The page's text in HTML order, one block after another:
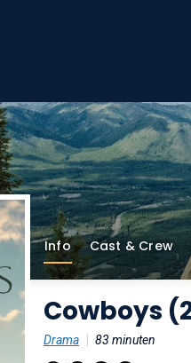
Info Cast & Crew
Cowboys
Drama 83 minuten